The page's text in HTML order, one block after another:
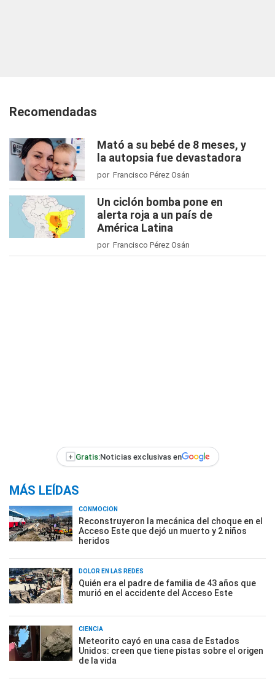
Recomendadas
Mató a su bebé de 8 meses, y
la autopsia fue devastadora
por Francisco Pérez Osán
Un ciclón bomba pone en
alerta roja a un país de
América Latina
por Francisco Pérez Osán
+ Gratis:Noticias exclusivas en
MÁS LEÍDAS
CONMOCIÓN
Reconstruyeron la mecánica del choque en el
Acceso Este que dejó un muerto y 2 niños
heridos
DOLOR EN LAS REDES
Quién era el padre de familia de 43 años que
murió en el accidente del Acceso Este
CIENCIA
Meteorito cayó en una casa de Estados
Unidos: creen que tiene pistas sobre el origen
de la vida